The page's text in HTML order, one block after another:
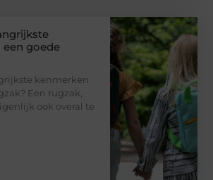
goede
kenmerken
Een rugzak,
ook overal te